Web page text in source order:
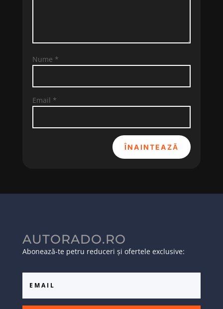
Nume *
Email *
ÎNAINTEAZĂ
AUTORADO.RO
Abonează-te petru reduceri și ofertele exclusive: